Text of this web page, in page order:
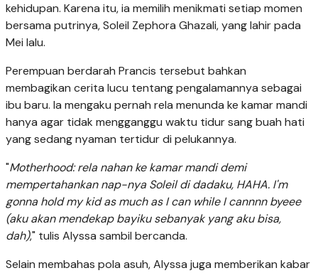
kehidupan. Karena itu, ia memilih menikmati setiap momen
bersama putrinya, Soleil Zephora Ghazali, yang lahir pada
Mei lalu.
Perempuan berdarah Prancis tersebut bahkan
membagikan cerita lucu tentang pengalamannya sebagai
ibu baru. Ia mengaku pernah rela menunda ke kamar mandi
hanya agar tidak mengganggu waktu tidur sang buah hati
yang sedang nyaman tertidur di pelukannya.
"Motherhood: rela nahan ke kamar mandi demi
mempertahankan nap-nya Soleil di dadaku, HAHA. I'm
gonna hold my kid as much as I can while I cannnn byeee
(aku akan mendekap bayiku sebanyak yang aku bisa,
dah)," tulis Alyssa sambil bercanda.
Selain membahas pola asuh, Alyssa juga memberikan kabar